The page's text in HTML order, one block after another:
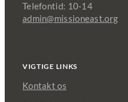
Telefontid: 10-14
admin@missioneast.org
VIGTIGE LINKS
Kontakt os